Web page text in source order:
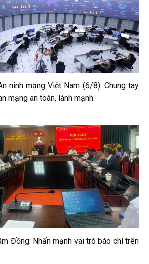
ninh mạng Việt Nam (6/8): Chung tay
mạng an toàn, lành mạnh
Đồng: Nhấn mạnh vai trò báo chí trên